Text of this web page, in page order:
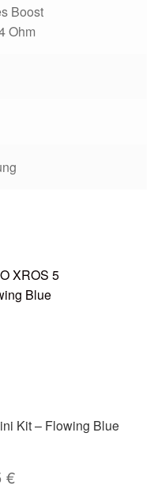
Boost
Ohm
Kit – Flowing Blue
€